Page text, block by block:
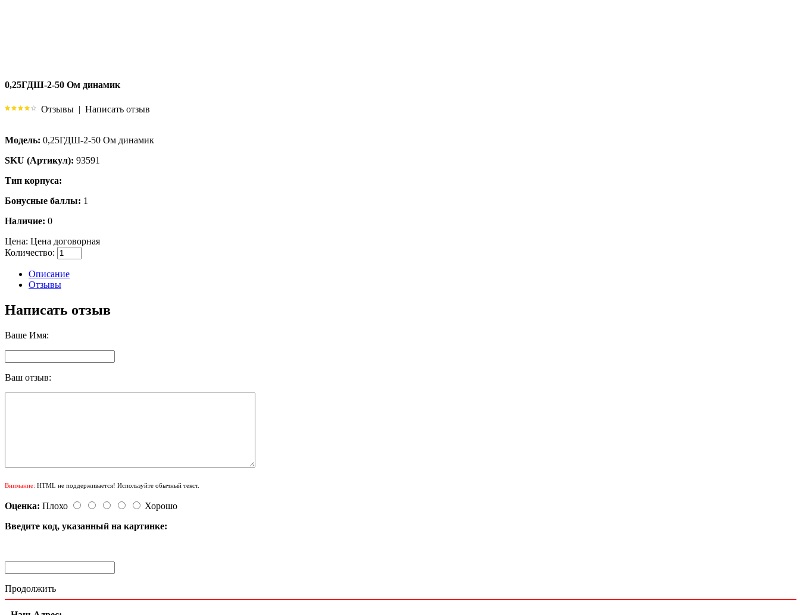
0,25ГДШ-2-50 Ом динамик
Отзывы | Написать отзыв
Модель: 0,25ГДШ-2-50 Ом динамик
SKU (Артикул): 93591
Тип корпуса:
Бонусные баллы: 1
Наличие: 0
Цена: Цена договорная
Количество:
Описание
Отзывы
Написать отзыв
Ваше Имя:
Ваш отзыв:
Внимание: HTML не поддерживается! Используйте обычный текст.
Оценка: Плохо
Хорошо
Введите код, указанный на картинке:
Продолжить